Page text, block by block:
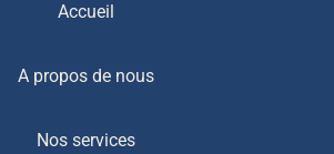
Accueil
A propos de nous
Nos services